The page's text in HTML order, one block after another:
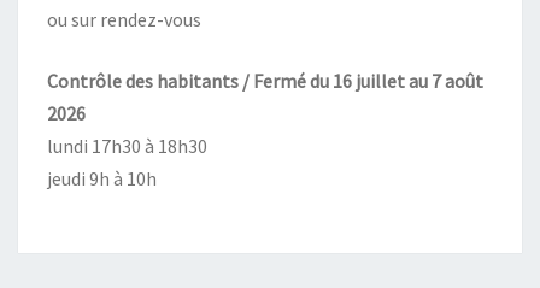
ou sur rendez-vous
Contrôle des habitants / Fermé du 16 juillet au 7 août
2026
lundi 17h30 à 18h30
jeudi 9h à 10h